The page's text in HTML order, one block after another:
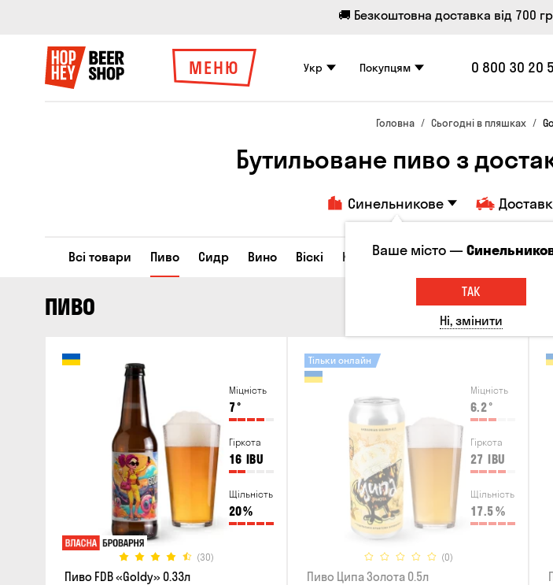
🚚 Безкоштовна доставка від 700
МЕНЮ Укр Покупцям 0 800 30 20
Головна Сьогодні в пляшках
Бутильоване пиво з
Синельникове
Всі товари Пиво Сидр Вино Віскі Коктейлі Соджу Лікери та
ПИВО
Міцність
7°
Гіркота
16 IBU
Щільність
20%
(30)
Пиво FDB «Goldy» 0.33л
Міцність
6.2°
Гіркота
27 IBU
Щільність
17.5%
(0)
Тільки онлайн
Пиво Ципа Золота 0.5л
Ваше місто —
ТАК
Ні, змінити